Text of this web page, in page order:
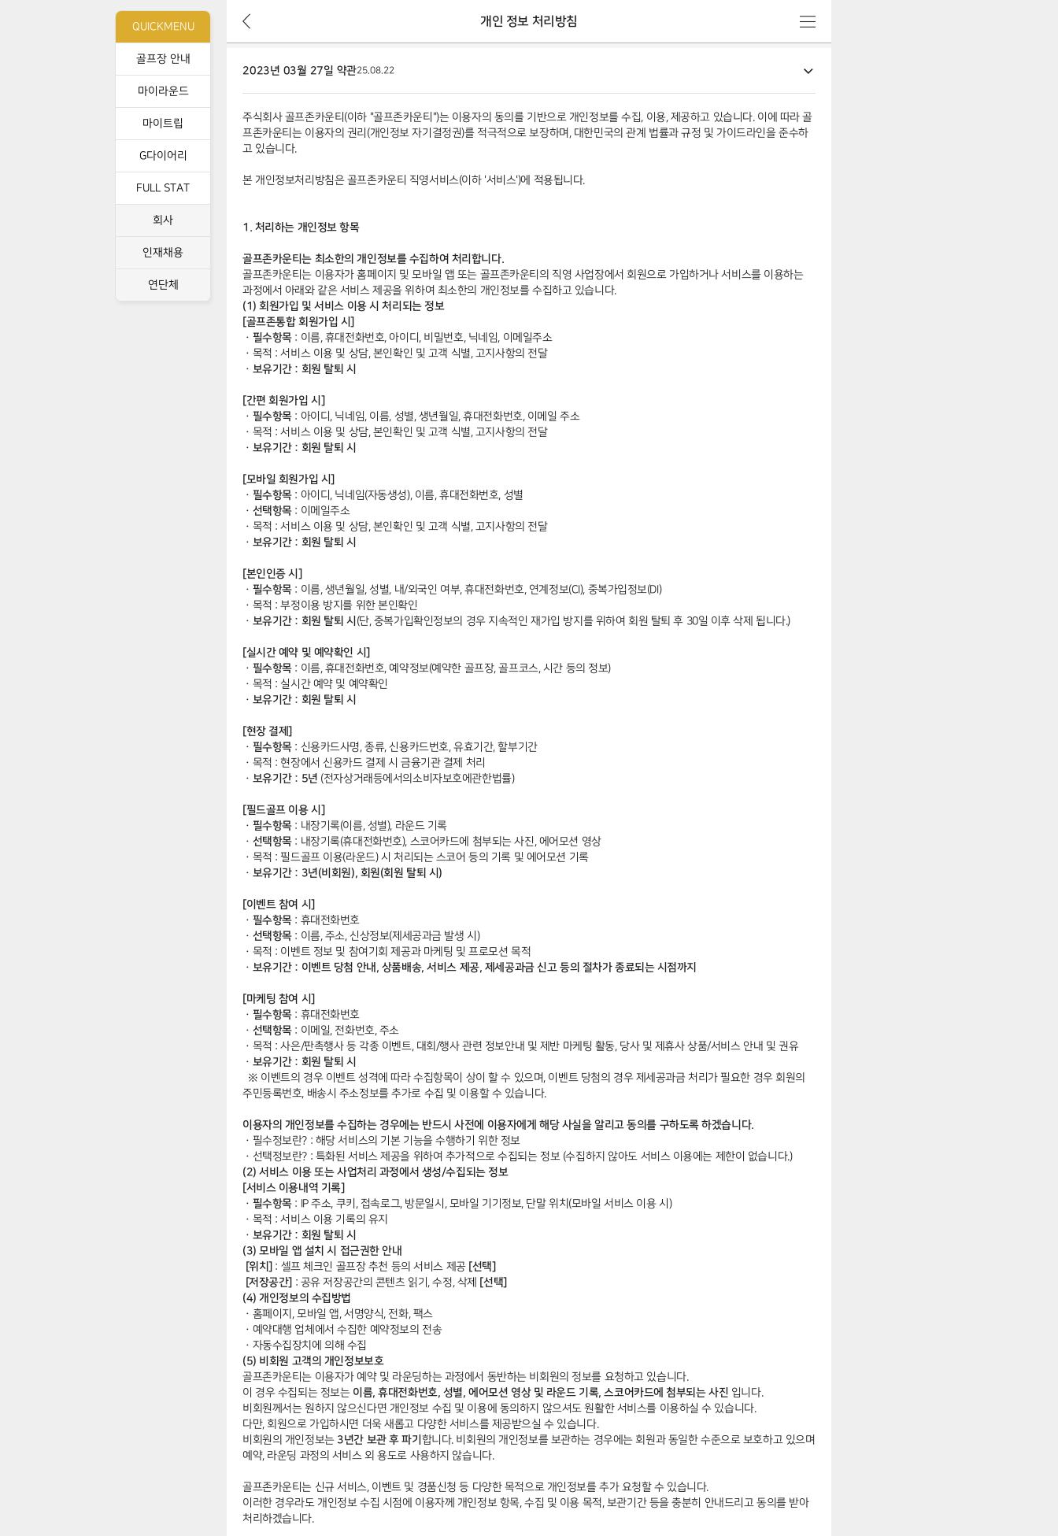
개인 정보 처리방침
뒤
로
가
메
뉴
용
상
세
2023년 03월 27일 약관25.08.22
주식회사 골프존카운티(이하 "골프존카운티")는 이용자의 동의를 기반으로 개인정보를 수집, 이용, 제공하고 있습니다. 이에 따라 골
프존카운티는 이용자의 권리(개인정보 자기결정권)를 적극적으로 보장하며, 대한민국의 관계 법률과 규정 및 가이드라인을 준수하
고 있습니다.
본 개인정보처리방침은 골프존카운티 직영서비스(이하 '서비스')에 적용됩니다.
1. 처리하는 개인정보 항목
골프존카운티는 최소한의 개인정보를 수집하여 처리합니다.
골프존카운티는 이용자가 홈페이지 및 모바일 앱 또는 골프존카운티의 직영 사업장에서 회원으로 가입하거나 서비스를 이용하는
과정에서 아래와 같은 서비스 제공을 위하여 최소한의 개인정보를 수집하고 있습니다.
(1) 회원가입 및 서비스 이용 시 처리되는 정보
[골프존통합 회원가입 시]
ㆍ필수항목: 이름, 휴대전화번호, 아이디, 비밀번호, 닉네임, 이메일주소
ㆍ 목적 : 서비스 이용 및 상담, 본인확인 및 고객 식별, 고지사항의 전달
ㆍ보유기간 : 회원 탈퇴 시
[간편 회원가입 시]
ㆍ필수항목: 아이디, 닉네임, 이름, 성별, 생년월일, 휴대전화번호, 이메일 주소
ㆍ 목적 : 서비스 이용 및 상담, 본인확인 및 고객 식별, 고지사항의 전달
ㆍ보유기간 : 회원 탈퇴 시
[모바일 회원가입 시]
ㆍ필수항목: 아이디, 닉네임(자동생성), 이름, 휴대전화번호, 성별
ㆍ선택항목: 이메일주소
ㆍ 목적 : 서비스 이용 및 상담, 본인확인 및 고객 식별, 고지사항의 전달
ㆍ보유기간 : 회원 탈퇴 시
[본인인증 시]
ㆍ필수항목: 이름, 생년월일, 성별, 내/외국인 여부, 휴대전화번호, 연계정보(CI), 중복가입정보(DI)
ㆍ 목적 : 부정이용 방지를 위한 본인확인
ㆍ보유기간 : 회원 탈퇴 시 (단, 중복가입확인정보의 경우 지속적인 재가입 방지를 위하여 회원 탈퇴 후 30일 이후 삭제 됩니다.)
[실시간 예약 및 예약확인 시]
ㆍ필수항목: 이름, 휴대전화번호, 예약정보(예약한 골프장, 골프코스, 시간 등의 정보)
ㆍ 목적 : 실시간 예약 및 예약확인
ㆍ보유기간 : 회원 탈퇴 시
[현장 결제]
ㆍ필수항목: 신용카드사명, 종류, 신용카드번호, 유효기간, 할부기간
ㆍ 목적 : 현장에서 신용카드 결제 시 금융기관 결제 처리
ㆍ보유기간 : 5년 (전자상거래등에서의소비자보호에관한법률)
[필드골프 이용 시]
ㆍ필수항목: 내장기록(이름, 성별), 라운드 기록
ㆍ선택항목: 내장기록(휴대전화번호), 스코어카드에 첨부되는 사진, 에어모션 영상
ㆍ 목적 : 필드골프 이용(라운드) 시 처리되는 스코어 등의 기록 및 에어모션 기록
ㆍ보유기간 : 3년(비회원), 회원(회원 탈퇴 시)
[이벤트 참여 시]
ㆍ필수항목: 휴대전화번호
ㆍ선택항목: 이름, 주소, 신상정보(제세공과금 발생 시)
ㆍ 목적 : 이벤트 정보 및 참여기회 제공과 마케팅 및 프로모션 목적
ㆍ보유기간 : 이벤트 당첨 안내, 상품배송, 서비스 제공, 제세공과금 신고 등의 절차가 종료되는 시점까지
[마케팅 참여 시]
ㆍ필수항목: 휴대전화번호
ㆍ선택항목: 이메일, 전화번호, 주소
ㆍ 목적 : 사은/판촉행사 등 각종 이벤트, 대회/행사 관련 정보안내 및 제반 마케팅 활동, 당사 및 제휴사 상품/서비스 안내 및 권유
ㆍ보유기간 : 회원 탈퇴 시
※ 이벤트의 경우 이벤트 성격에 따라 수집항목이 상이 할 수 있으며, 이벤트 당첨의 경우 제세공과금 처리가 필요한 경우 회원의
주민등록번호, 배송시 주소정보를 추가로 수집 및 이용할 수 있습니다.
이용자의 개인정보를 수집하는 경우에는 반드시 사전에 이용자에게 해당 사실을 알리고 동의를 구하도록 하겠습니다.
ㆍ 필수정보란? : 해당 서비스의 기본 기능을 수행하기 위한 정보
ㆍ 선택정보란? : 특화된 서비스 제공을 위하여 추가적으로 수집되는 정보 (수집하지 않아도 서비스 이용에는 제한이 없습니다.)
(2) 서비스 이용 또는 사업처리 과정에서 생성/수집되는 정보
[서비스 이용내역 기록]
ㆍ필수항목: IP 주소, 쿠키, 접속로그, 방문일시, 모바일 기기정보, 단말 위치(모바일 서비스 이용 시)
ㆍ 목적 : 서비스 이용 기록의 유지
ㆍ보유기간 : 회원 탈퇴 시
(3) 모바일 앱 설치 시 접근권한 안내
[위치] : 셀프 체크인 골프장 추천 등의 서비스 제공 [선택]
[저장공간] : 공유 저장공간의 콘텐츠 읽기, 수정, 삭제
[선택]
(4) 개인정보의 수집방법
ㆍ 홈페이지, 모바일 앱, 서명양식, 전화, 팩스
ㆍ 예약대행 업체에서 수집한 예약정보의 전송
ㆍ 자동수집장치에 의해 수집
(5) 비회원 고객의 개인정보보호
골프존카운티는 이용자가 예약 및 라운딩하는 과정에서 동반하는 비회원의 정보를 요청하고 있습니다.
이 경우 수집되는 정보는 이름, 휴대전화번호, 성별, 에어모션 영상 및 라운드 기록, 스코어카드에 첨부되는 사진 입니다.
비회원께서는 원하지 않으신다면 개인정보 수집 및 이용에 동의하지 않으셔도 원활한 서비스를 이용하실 수 있습니다.
다만, 회원으로 가입하시면 더욱 새롭고 다양한 서비스를 제공받으실 수 있습니다.
비회원의 개인정보는 3년간 보관 후 파기 합니다. 비회원의 개인정보를 보관하는 경우에는 회원과 동일한 수준으로 보호하고 있으며
예약, 라운딩 과정의 서비스 외 용도로 사용하지 않습니다.
골프존카운티는 신규 서비스, 이벤트 및 경품신청 등 다양한 목적으로 개인정보를 추가 요청할 수 있습니다.
이러한 경우라도 개인정보 수집 시점에 이용자께 개인정보 항목, 수집 및 이용 목적, 보관기간 등을 충분히 안내드리고 동의를 받아
처리하겠습니다.
QUICKMENU
골프장 안내
마이라운드
마이트립
G다이어리
FULL STAT
회사
인재채용
연단체